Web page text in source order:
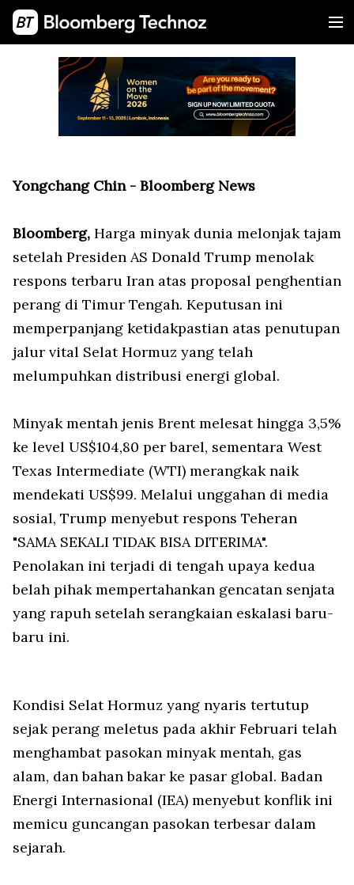
Yongchang Chin - Bloomberg News
Bloomberg, Harga minyak dunia melonjak tajam
setelah Presiden AS Donald Trump menolak
respons terbaru Iran atas proposal penghentian
perang di Timur Tengah. Keputusan ini
memperpanjang ketidakpastian atas penutupan
jalur vital Selat Hormuz yang telah
melumpuhkan distribusi energi global.
Minyak mentah jenis Brent melesat hingga 3,5%
ke level US$104,80 per barel, sementara West
Texas Intermediate (WTI) merangkak naik
mendekati US$99. Melalui unggahan di media
sosial, Trump menyebut respons Teheran
"SAMA SEKALI TIDAK BISA DITERIMA".
Penolakan ini terjadi di tengah upaya kedua
belah pihak mempertahankan gencatan senjata
yang rapuh setelah serangkaian eskalasi baru-
baru ini.
Kondisi Selat Hormuz yang nyaris tertutup
sejak perang meletus pada akhir Februari telah
menghambat pasokan minyak mentah, gas
alam, dan bahan bakar ke pasar global. Badan
Energi Internasional (IEA) menyebut konflik ini
memicu guncangan pasokan terbesar dalam
sejarah.